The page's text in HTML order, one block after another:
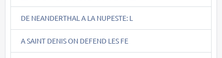
DE NEANDERTHAL A LA NUPESTE: L
A SAINT DENIS ON DEFEND LES FE